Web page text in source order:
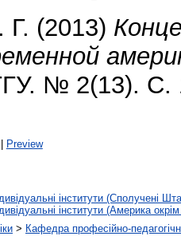
Г. (2013)
№ 2(13). С.
Preview
інститути (Сполучені
інститути (Америка
> Кафедра професійно-